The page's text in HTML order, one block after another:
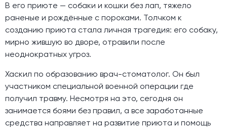
В его приюте — собаки и кошки без лап, тяжело
раненые и рождённые с пороками. Толчком к
созданию приюта стала личная трагедия: его собаку,
мирно жившую во дворе, отравили после
неоднократных угроз.
Хаскил по образованию врач-стоматолог. Он был
участником специальной военной операции где
получил травму. Несмотря на это, сегодня он
занимается боями без правил, а все заработанные
средства направляет на развитие приюта и помощь